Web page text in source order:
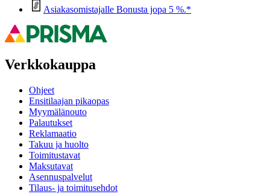
Asiakasomistajalle Bonusta jopa 5 %.*
Verkkokauppa
Ohjeet
Ensitilaajan pikaopas
Myymälänouto
Palautukset
Reklamaatio
Takuu ja huolto
Toimitustavat
Maksutavat
Asennuspalvelut
Tilaus- ja toimitusehdot